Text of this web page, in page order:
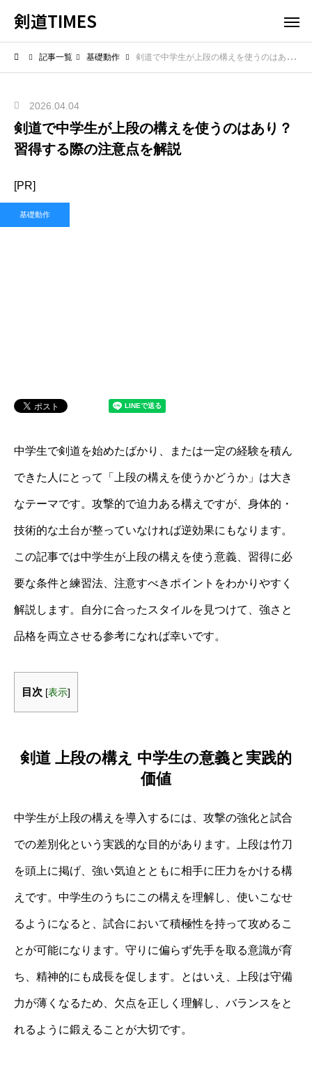
剣道TIMES
記事一覧 基礎動作 剣道で中学生が上段の構えを使うのはあり？習得する際の注意点を解説
2026.04.04
剣道で中学生が上段の構えを使うのはあり？
習得する際の注意点を解説
[PR]
基礎動作
中学生で剣道を始めたばかり、または一定の経験を積ん
できた人にとって「上段の構えを使うかどうか」は大き
なテーマです。攻撃的で迫力ある構えですが、身体的・
技術的な土台が整っていなければ逆効果にもなります。
この記事では中学生が上段の構えを使う意義、習得に必
要な条件と練習法、注意すべきポイントをわかりやすく
解説します。自分に合ったスタイルを見つけて、強さと
品格を両立させる参考になれば幸いです。
目次 [表示]
剣道 上段の構え 中学生の意義と実践的
価値
中学生が上段の構えを導入するには、攻撃の強化と試合
での差別化という実践的な目的があります。上段は竹刀
を頭上に掲げ、強い気迫とともに相手に圧力をかける構
えです。中学生のうちにこの構えを理解し、使いこなせ
るようになると、試合において積極性を持って攻めるこ
とが可能になります。守りに偏らず先手を取る意識が育
ち、精神的にも成長を促します。とはいえ、上段は守備
力が薄くなるため、欠点を正しく理解し、バランスをと
れるように鍛えることが大切です。